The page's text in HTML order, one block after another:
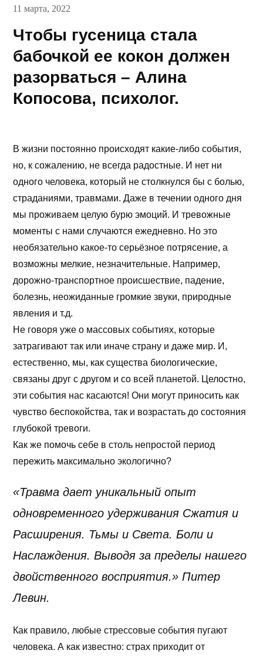
11 марта, 2022
Чтобы гусеница стала
бабочкой ее кокон должен
разорваться – Алина
Копосова, психолог.
В жизни постоянно происходят какие-либо события,
но, к сожалению, не всегда радостные. И нет ни
одного человека, который не столкнулся бы с болью,
страданиями, травмами. Даже в течении одного дня
мы проживаем целую бурю эмоций. И тревожные
моменты с нами случаются ежедневно. Но это
необязательно какое-то серьёзное потрясение, а
возможны мелкие, незначительные. Например,
дорожно-транспортное происшествие, падение,
болезнь, неожиданные громкие звуки, природные
явления и т.д.
Не говоря уже о массовых событиях, которые
затрагивают так или иначе страну и даже мир. И,
естественно, мы, как существа биологические,
связаны друг с другом и со всей планетой. Целостно,
эти события нас касаются! Они могут приносить как
чувство беспокойства, так и возрастать до состояния
глубокой тревоги.
Как же помочь себе в столь непростой период
пережить максимально экологично?
«Травма дает уникальный опыт
одновременного удерживания Сжатия и
Расширения. Тьмы и Света. Боли и
Наслаждения. Выводя за пределы нашего
двойственного восприятия.» Питер
Левин.
Как правило, любые стрессовые события пугают
человека. А как известно: страх приходит от